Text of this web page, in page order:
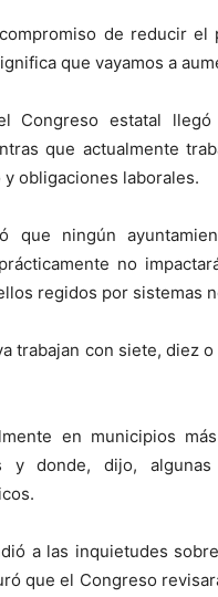
de reducir el
que vayamos a
Congreso estatal llegó
que actualmente
obligaciones laborales.
que ningún
no
regidos por sistemas
trabajan con siete, diez
en municipios
donde, dijo, algunas
a las inquietudes
que el Congreso